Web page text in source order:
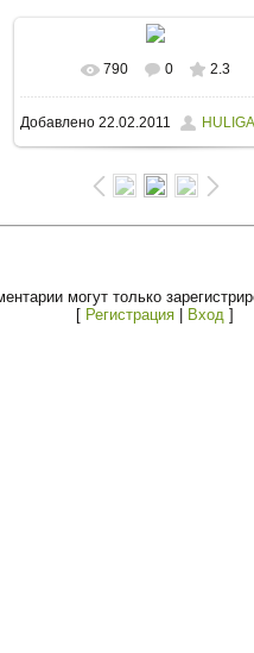
790 0 2.3
Добавлено 22.02.2011
могут только
[ Регистрация Вход ]